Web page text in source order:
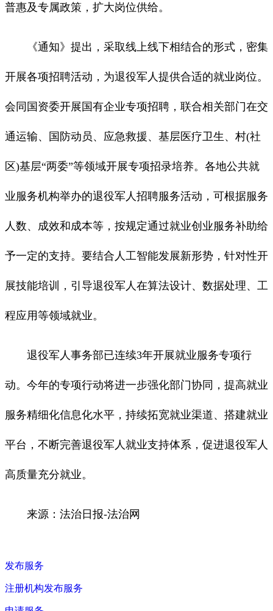
普惠及专属政策，扩大岗位供给。
《通知》提出，采取线上线下相结合的形式，密集
开展各项招聘活动，为退役军人提供合适的就业岗位。
会同国资委开展国有企业专项招聘，联合相关部门在交
通运输、国防动员、应急救援、基层医疗卫生、村(社
区)基层“两委”等领域开展专项招录培养。各地公共就
业服务机构举办的退役军人招聘服务活动，可根据服务
人数、成效和成本等，按规定通过就业创业服务补助给
予一定的支持。要结合人工智能发展新形势，针对性开
展技能培训，引导退役军人在算法设计、数据处理、工
程应用等领域就业。
退役军人事务部已连续3年开展就业服务专项行
动。今年的专项行动将进一步强化部门协同，提高就业
服务精细化信息化水平，持续拓宽就业渠道、搭建就业
平台，不断完善退役军人就业支持体系，促进退役军人
高质量充分就业。
来源：法治日报-法治网
发布服务
注册机构发布服务